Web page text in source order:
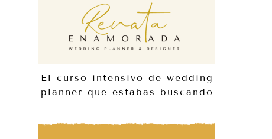
El curso intensivo de wedding
planner que estabas buscando